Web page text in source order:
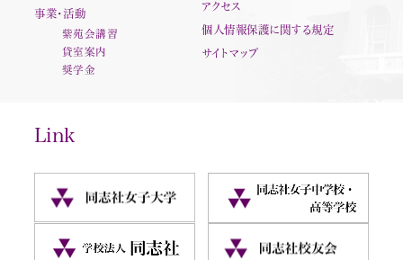
事業・活動
紫苑会講習
貸室案内
奨学金
アクセス
個人情報保護に関する規定
サイトマップ
Link